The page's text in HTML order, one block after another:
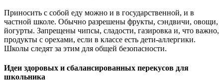
Приносить с собой еду можно и в государственной, и в
частной школе. Обычно разрешены фрукты, сэндвичи, овощи,
йогурты. Запрещены чипсы, сладости, газировка и, что важно,
продукты с орехами, если в классе есть дети-аллергики.
Школы следят за этим для общей безопасности.
Идеи здоровых и сбалансированных перекусов для
школьника